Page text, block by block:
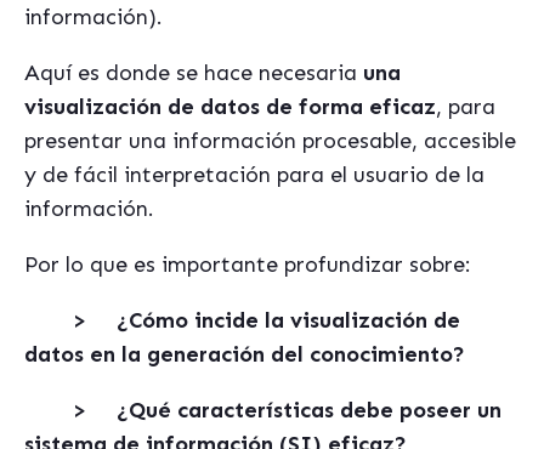
información).
Aquí es donde se hace necesaria una
visualización de datos de forma eficaz, para
presentar una información procesable, accesible
y de fácil interpretación para el usuario de la
información.
Por lo que es importante profundizar sobre:
>
¿Cómo incide la visualización de
datos en la generación del conocimiento?
>
¿Qué características debe poseer un